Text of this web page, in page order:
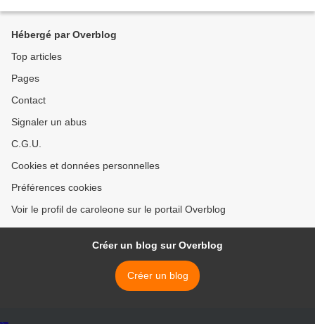
Hébergé par Overblog
Top articles
Pages
Contact
Signaler un abus
C.G.U.
Cookies et données personnelles
Préférences cookies
Voir le profil de caroleone sur le portail Overblog
Créer un blog sur Overblog
Créer un blog